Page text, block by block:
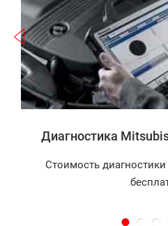
Диагностика
Стоимость